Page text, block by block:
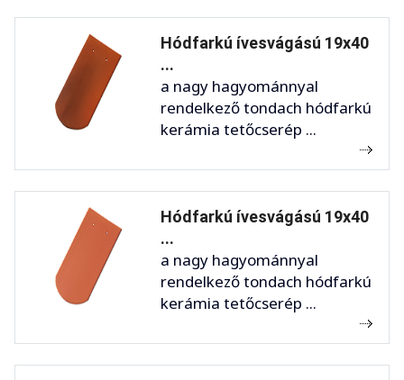
Hódfarkú ívesvágású 19x40
...
a nagy hagyománnyal
rendelkező tondach hódfarkú
kerámia tetőcserép ...
Hódfarkú ívesvágású 19x40
...
a nagy hagyománnyal
rendelkező tondach hódfarkú
kerámia tetőcserép ...